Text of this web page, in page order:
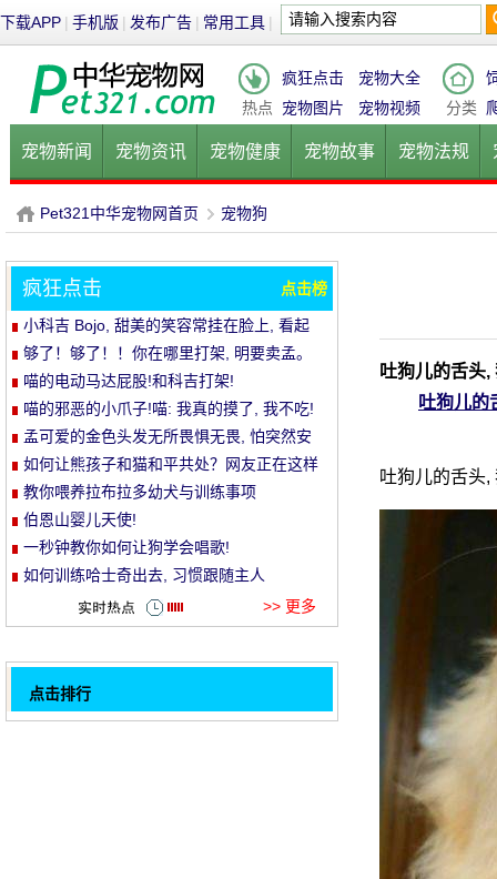
下载APP | 手机版 | 发布广告 | 常用工具 |
热点
疯狂点击
宠物大全
宠物图片
宠物视频 分类
宠物新闻 宠物资讯 宠物健康 宠物故事 宠物法规
健康饮食 宠物美容 宠物医院
P
et
Pet321中华宠物网首页
›
宠物狗
吐狗儿的舌头
吐狗儿的
吐狗儿的舌头,
疯狂点击 点击榜
小科吉 Bojo, 甜美的笑容常挂在脸上, 看起
来每天都是超级快乐!爱笑的小短腿, 太治愈!
够了！够了！！你在哪里打架, 明要卖孟。
喵的电动马达屁股!和科吉打架!
喵的邪恶的小爪子!喵: 我真的摸了, 我不吃!
孟可爱的金色头发无所畏惧无畏, 怕突然安
静的空气
如何让熊孩子和猫和平共处？网友正在这样
做..。婴孩必须被充电送..。
教你喂养拉布拉多幼犬与训练事项
伯恩山婴儿天使!
一秒钟教你如何让狗学会唱歌!
如何训练哈士奇出去, 习惯跟随主人
>> 更多
点击排行